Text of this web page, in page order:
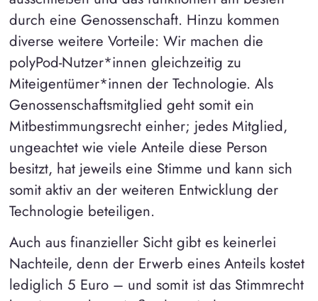
durch eine Genossenschaft. Hinzu kommen
diverse weitere Vorteile: Wir machen die
polyPod-Nutzer*innen gleichzeitig zu
Miteigentümer*innen der Technologie. Als
Genossenschaftsmitglied geht somit ein
Mitbestimmungsrecht einher; jedes Mitglied,
ungeachtet wie viele Anteile diese Person
besitzt, hat jeweils eine Stimme und kann sich
somit aktiv an der weiteren Entwicklung der
Technologie beteiligen.
Auch aus finanzieller Sicht gibt es keinerlei
Nachteile, denn der Erwerb eines Anteils kostet
lediglich 5 Euro – und somit ist das Stimmrecht